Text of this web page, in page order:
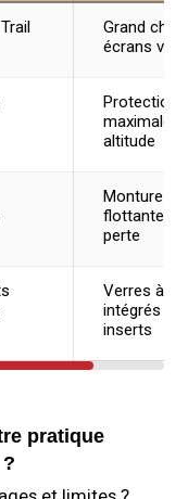
Grand
écrans
Protection
maximale
altitude
Monture
flottante
perte
Verres à la
intégrés /
inserts
pratique